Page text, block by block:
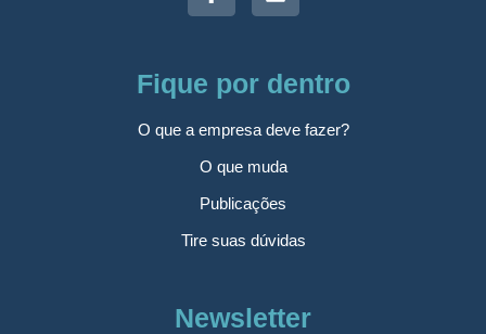
Fique por dentro
O que a empresa deve fazer?
O que muda
Publicações
Tire suas dúvidas
Newsletter